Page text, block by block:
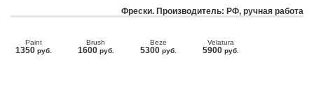
Фрески. Производитель: РФ, ручная работа
Paint
1350 руб.
Brush
1600 руб.
Beze
5300 руб.
Velatura
5900 руб.